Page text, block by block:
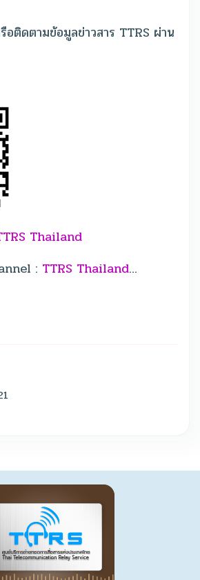
ติดตามข้อมูลข่าวสาร TTRS ผ่าน
Thailand
: TTRS Thailand…